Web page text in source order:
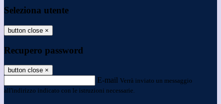
Seleziona utente
button close ×
Recupero password
button close ×
E-mail Verrà inviato un messaggio
all'indirizzo indicato con le istruzioni necessarie.